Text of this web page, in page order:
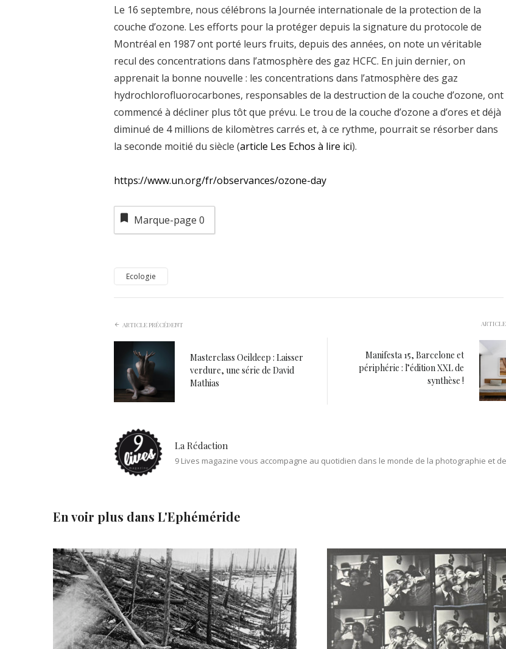
Le 16 septembre, nous célébrons la Journée internationale de la protection de la
couche d’ozone. Les efforts pour la protéger depuis la signature du protocole de
Montréal en 1987 ont porté leurs fruits, depuis des années, on note un véritable
recul des concentrations dans l’atmosphère des gaz HCFC. En juin dernier, on
apprenait la bonne nouvelle : les concentrations dans l’atmosphère des gaz
hydrochlorofluorocarbones, responsables de la destruction de la couche d’ozone, ont
commencé à décliner plus tôt que prévu. Le trou de la couche d’ozone a d’ores et déjà
diminué de 4 millions de kilomètres carrés et, à ce rythme, pourrait se résorber dans
la seconde moitié du siècle (article Les Echos à lire ici).
https://www.un.org/fr/observances/ozone-day
Marque-page 0
Ecologie
ARTICLE PRÉCÉDENT
Masterclass Oeildeep : Laisser
verdure, une série de David
Mathias
Manifesta 15, Barcelone et
périphérie : l’édition XXL de
synthèse !
La Rédaction
9 Lives magazine vous accompagne au quotidien dans le monde de la photographie et
En voir plus dans L'Ephéméride